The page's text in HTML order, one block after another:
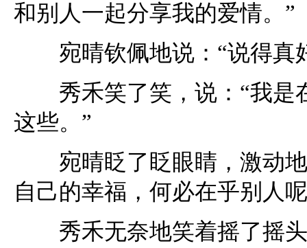
和别人一起分享我的爱情。”
宛晴钦佩地说：“说得真
秀禾笑了笑，说：“我是
这些。”
宛晴眨了眨眼睛，激动地
自己的幸福，何必在乎别人
秀禾无奈地笑着摇了摇头